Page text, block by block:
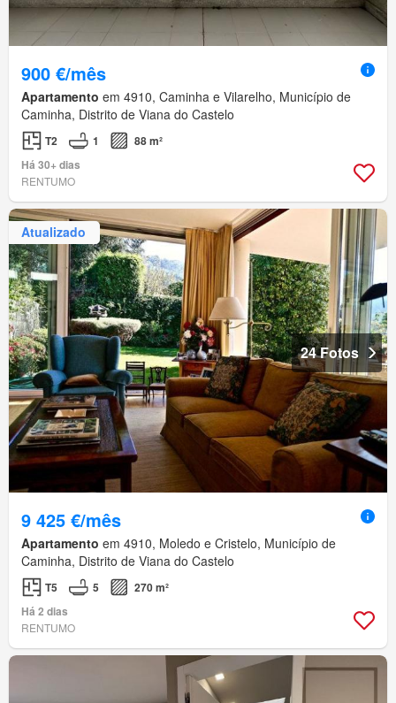
900 €/mês
Apartamento em 4910, Caminha e Vilarelho, Município de
Caminha, Distrito de Viana do Castelo
T2 1
88 m²
Há 30+ dias
RENTUMO
Atualizado
24 Fotos
9 425 €/mês
Apartamento em 4910, Moledo e Cristelo, Município de
Caminha, Distrito de Viana do Castelo
T5 5
270 m²
Há 2 dias
RENTUMO